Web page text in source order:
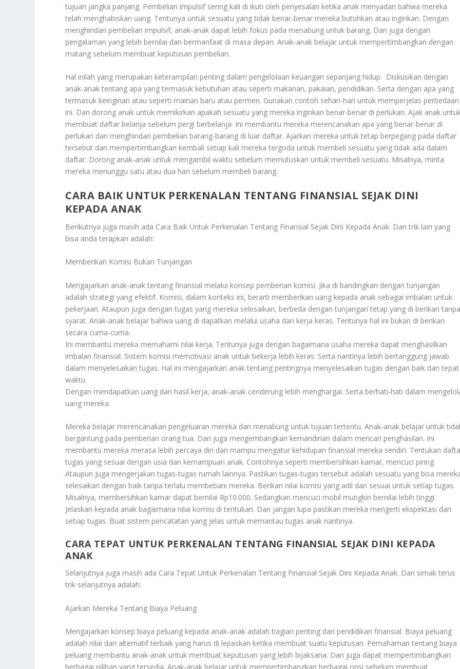
tujuan jangka panjang. Pembelian impulsif sering kali di ikuti oleh penyesalan ketika anak menyadari bahwa mereka
telah menghabiskan uang. Tentunya untuk sesuatu yang tidak benar-benar mereka butuhkan atau inginkan. Dengan
menghindari pembelian impulsif, anak-anak dapat lebih fokus pada menabung untuk barang. Dan juga dengan
pengalaman yang lebih bernilai dan bermanfaat di masa depan. Anak-anak belajar untuk mempertimbangkan dengan
matang sebelum membuat keputusan pembelian.
Hal inilah yang merupakan keterampilan penting dalam pengelolaan keuangan sepanjang hidup. Diskusikan dengan
anak-anak tentang apa yang termasuk kebutuhan atau seperti makanan, pakaian, pendidikan. Serta dengan apa yang
termasuk keinginan atau seperti mainan baru atau permen. Gunakan contoh sehari-hari untuk memperjelas perbedaan
ini. Dan dorong anak untuk memikirkan apakah sesuatu yang mereka inginkan benar-benar di perlukan. Ajak anak
membuat daftar belanja sebelum pergi berbelanja. Ini membantu mereka merencanakan apa yang benar-benar di
perlukan dan menghindari pembelian barang-barang di luar daftar. Ajarkan mereka untuk tetap berpegang pada daftar
tersebut dan mempertimbangkan kembali setiap kali mereka tergoda untuk membeli sesuatu yang tidak ada dalam
daftar. Dorong anak-anak untuk mengambil waktu sebelum memutuskan untuk membeli sesuatu. Misalnya, minta
mereka menunggu satu atau dua hari sebelum membeli barang.
CARA BAIK UNTUK PERKENALAN TENTANG FINANSIAL SEJAK DINI
KEPADA ANAK
Berikutnya juga masih ada Cara Baik Untuk Perkenalan Tentang Finansial Sejak Dini Kepada Anak. Dan trik lain yang
bisa anda terapkan adalah:
Memberikan Komisi Bukan Tunjangan
Mengajarkan anak-anak tentang finansial melalui konsep pemberian komisi. Jika di bandingkan dengan tunjangan
adalah strategi yang efektif. Komisi, dalam konteks ini, berarti memberikan uang kepada anak sebagai imbalan untuk
pekerjaan. Ataupun juga dengan tugas yang mereka selesaikan, berbeda dengan tunjangan tetap yang di berikan
syarat. Anak-anak belajar bahwa uang di dapatkan melalui usaha dan kerja keras. Tentunya hal ini bukan di berikan
secara cuma-cuma.
Ini membantu mereka memahami nilai kerja. Tentunya juga dengan bagaimana usaha mereka dapat menghasilkan
imbalan finansial. Sistem komisi memotivasi anak untuk bekerja lebih keras. Serta nantinya lebih bertanggung jawab
dalam menyelesaikan tugas. Hal ini mengajarkan anak tentang pentingnya menyelesaikan tugas dengan baik dan tepat
waktu.
Dengan mendapatkan uang dari hasil kerja, anak-anak cenderung lebih menghargai. Serta berhati-hati dalam
uang mereka.
Mereka belajar merencanakan pengeluaran mereka dan menabung untuk tujuan tertentu. Anak-anak belajar untuk
bergantung pada pemberian orang tua. Dan juga mengembangkan kemandirian dalam mencari penghasilan. Ini
membantu mereka merasa lebih percaya diri dan mampu mengatur kehidupan finansial mereka sendiri. Tentukan
tugas yang sesuai dengan usia dan kemampuan anak. Contohnya seperti membersihkan kamar, mencuci piring.
Ataupun juga mengerjakan tugas-tugas rumah lainnya. Pastikan tugas-tugas tersebut adalah sesuatu yang bisa
selesaikan dengan baik tanpa terlalu membebani mereka. Berikan nilai komisi yang adil dan sesuai untuk setiap tugas.
Misalnya, membersihkan kamar dapat bernilai Rp10.000. Sedangkan mencuci mobil mungkin bernilai lebih tinggi.
Jelaskan kepada anak bagaimana nilai komisi di tentukan. Dan jangan lupa pastikan mereka mengerti ekspektasi dari
setiap tugas. Buat sistem pencatatan yang jelas untuk memantau tugas anak nantinya.
CARA TEPAT UNTUK PERKENALAN TENTANG FINANSIAL SEJAK DINI KEPADA
ANAK
Selanjutnya juga masih ada Cara Tepat Untuk Perkenalan Tentang Finansial Sejak Dini Kepada Anak. Dan simak terus
trik selanjutnya adalah:
Ajarkan Mereka Tentang Biaya Peluang
Mengajarkan konsep biaya peluang kepada anak-anak adalah bagian penting dari pendidikan finansial. Biaya peluang
adalah nilai dari alternatif terbaik yang harus di lepaskan ketika membuat suatu keputusan. Pemahaman tentang biaya
peluang membantu anak-anak untuk membuat keputusan yang lebih bijaksana. Dan juga dapat mempertimbangkan
berbagai pilihan yang tersedia. Anak-anak belajar untuk mempertimbangkan berbagai opsi sebelum membuat